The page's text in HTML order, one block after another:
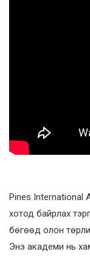
Pines International
хотод байрлах
бөгөөд олон
Энэ академи нь